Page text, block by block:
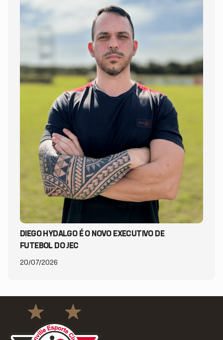
DIEGO HYDALGO É O NOVO EXECUTIVO DE
FUTEBOL DO JEC
20/07/2026